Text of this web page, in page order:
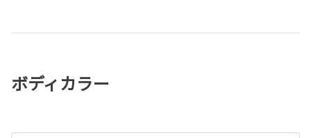
ボディカラー